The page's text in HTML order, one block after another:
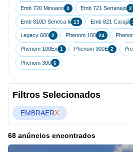
Emb 720 Minuano 3 Emb 721 Sertanejo 2
Emb 810D Seneca Iii 13 Emb 821 Carajá
Legacy 600 2 Phenom 100 24
Phenom 100Ex 1 Phenom 300E 2
Phenom 300 6
Filtros Selecionados
EMBRAERX
68 anúncios encontrados